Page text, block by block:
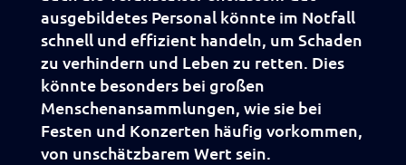
ausgebildetes Personal könnte im Notfall
schnell und effizient handeln, um Schaden
zu verhindern und Leben zu retten. Dies
könnte besonders bei großen
Menschenansammlungen, wie sie bei
Festen und Konzerten häufig vorkommen,
von unschätzbarem Wert sein.